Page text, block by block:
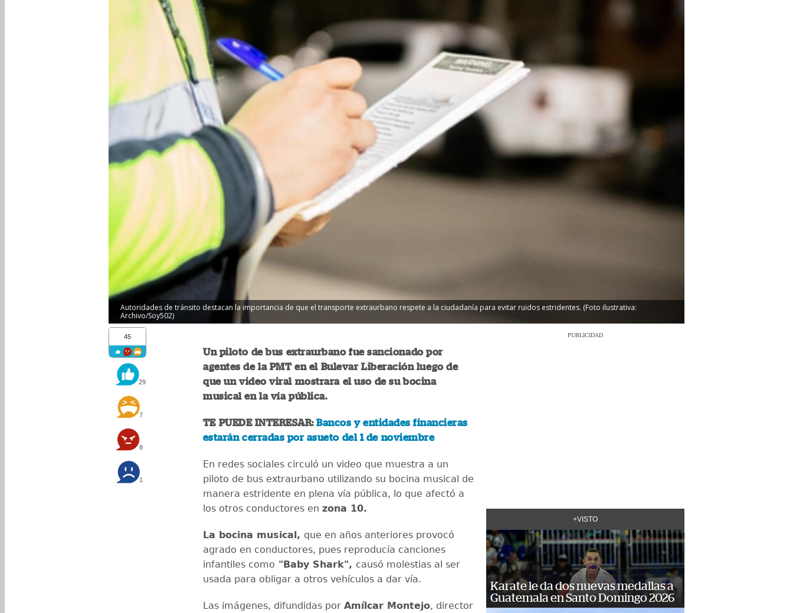
Autoridades de tránsito destacan la importancia de que el transporte extraurbano respete a la ciudadanía para evitar ruidos estridentes. (Foto ilustrativa:
Archivo/Soy502)
45
29
7
8
1
Un piloto de bus extraurbano fue sancionado por
agentes de la PMT en el Bulevar Liberación luego de
que un video viral mostrara el uso de su bocina
musical en la vía pública.
TE PUEDE INTERESAR:Bancos y entidades financieras
estarán cerradas por asueto del 1 de noviembre
En redes sociales circuló un video que muestra a un
piloto de bus extraurbano utilizando su bocina musical de
manera estridente en plena vía pública, lo que afectó a
los otros conductores en zona 10.
La bocina musical, que en años anteriores provocó
agrado en conductores, pues reproducía canciones
infantiles como "Baby Shark", causó molestias al ser
usada para obligar a otros vehículos a dar vía.
Las imágenes, difundidas por Amílcar Montejo, director
PUBLICIDAD
+VISTO
Karate le da dos nuevas medallas a
Guatemala en Santo Domingo 2026